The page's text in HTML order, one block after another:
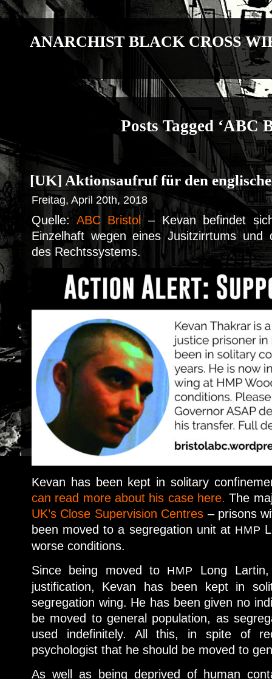
ANARCHIST BLACK CROSS
Posts Tagged ‘ABC
[UK] Aktionsaufruf für den
Freitag, April 20th, 2018
Quelle: ABC Bristol– Kevan befindet
Einzelhaft wegen eines Jusitzirrtums und
des Rechtssystems.
Kevan has been kept in solitary
can read more about his case here. The
UK’s Close Supervision Centres – prisons
been moved to a segregation unit at HMP
worse conditions.
Since being moved to HMP
Long
justification, Kevan has been kept in
segregation wing. He has been given no
be moved to general population, as
used indefinitely. All this, in spite of
psychologist that he should be moved to
As well as being deprived of human